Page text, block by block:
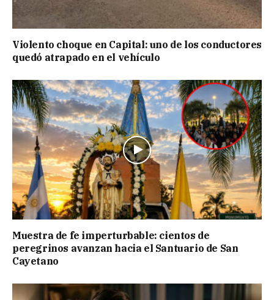
Violento choque en Capital: uno de los conductores
quedó atrapado en el vehículo
Muestra de fe imperturbable: cientos de
peregrinos avanzan hacia el Santuario de San
Cayetano